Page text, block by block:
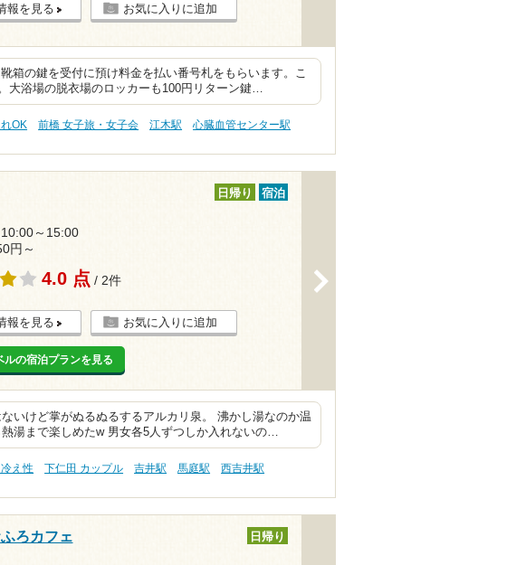
報を見る お気に入りに追加
箱の鍵を受付に預け料金を払い番号札をもらいます。こ
大浴場の脱衣場のロッカーも100円リターン鍵…
OK 前橋 女子旅・女子会 江木駅
心臓血管センター駅
日帰り 宿泊
～15:00
円～
4.0 点 / 2件
報を見る お気に入りに追加
ルの宿泊プランを見る
いけど掌がぬるぬるするアルカリ泉。 沸かし湯なのか温
湯まで楽しめたw 男女各5人ずつしか入れないの…
え性 下仁田 カップル 吉井駅 馬庭駅
西吉井駅
ろカフェ
日帰り